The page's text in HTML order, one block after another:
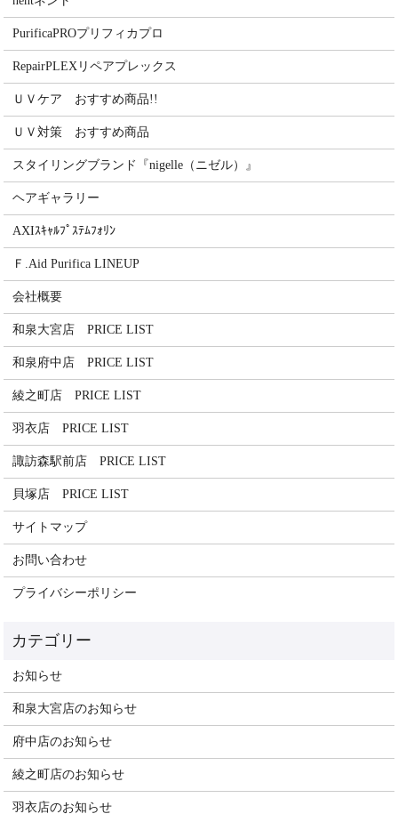
PurificaPROプリフィカプロ
RepairPLEXリペアプレックス
ＵＶケア おすすめ商品!!
ＵＶ対策 おすすめ商品
スタイリングブランド『nigelle（ニゼル）』
ヘアギャラリー
AXIｽｷｬﾙﾌﾟｽﾃﾑﾌｫﾘﾝ
Ｆ.Aid Purifica LINEUP
会社概要
和泉大宮店 PRICE LIST
和泉府中店 PRICE LIST
綾之町店 PRICE LIST
羽衣店 PRICE LIST
諏訪森駅前店 PRICE LIST
貝塚店 PRICE LIST
サイトマップ
お問い合わせ
プライバシーポリシー
お知らせ
和泉大宮店のお知らせ
府中店のお知らせ
綾之町店のお知らせ
羽衣店のお知らせ